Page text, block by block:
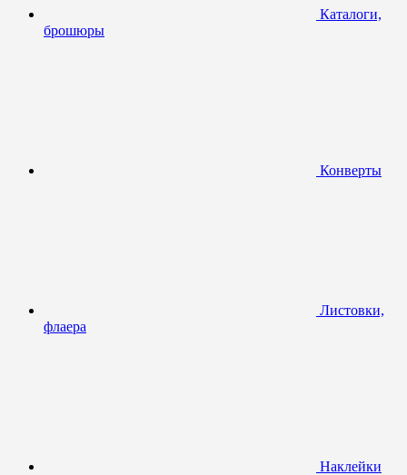
Каталоги,
брошюры
Конверты
Листовки,
флаера
Наклейки